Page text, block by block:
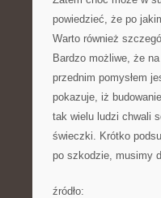
powiedzieć, że po
Warto również
Bardzo możliwe, że
przednim pomysłem
pokazuje, iż
tak wielu ludzi chwali
świeczki. Krótko
po szkodzie, musimy
źródło: